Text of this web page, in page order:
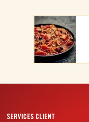
SERVICES CLIENT